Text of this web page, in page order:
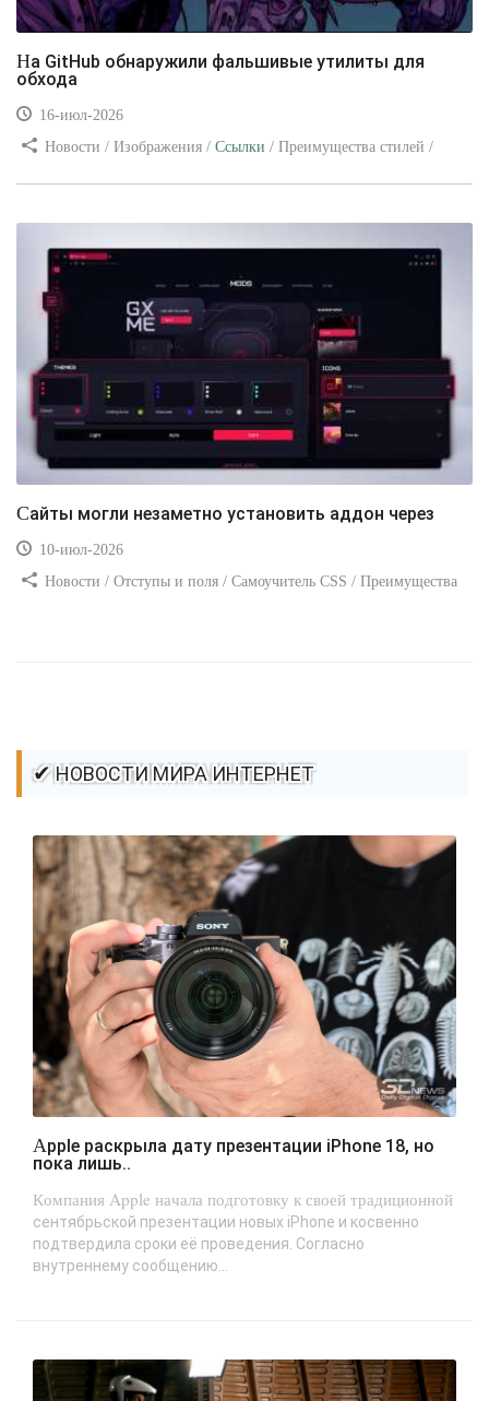
На GitHub обнаружили фальшивые утилиты для
обхода
16-июл-2026
Новости / Изображения / Ссылки / Преимущества стилей /
Сайты могли незаметно установить аддон через
10-июл-2026
Новости / Отступы и поля / Самоучитель CSS / Преимущества
✔ НОВОСТИ МИРА ИНТЕРНЕТ
Apple раскрыла дату презентации iPhone 18, но
пока лишь..
Компания Apple начала подготовку к своей традиционной
сентябрьской презентации новых iPhone и косвенно
подтвердила сроки её проведения. Согласно
внутреннему сообщению...